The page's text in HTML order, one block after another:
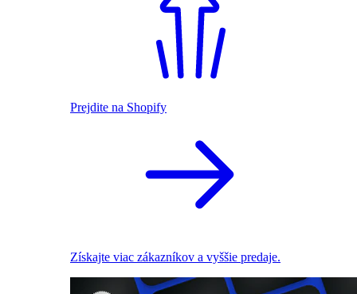
Prejdite na Shopify
Získajte viac zákazníkov a vyššie predaje.